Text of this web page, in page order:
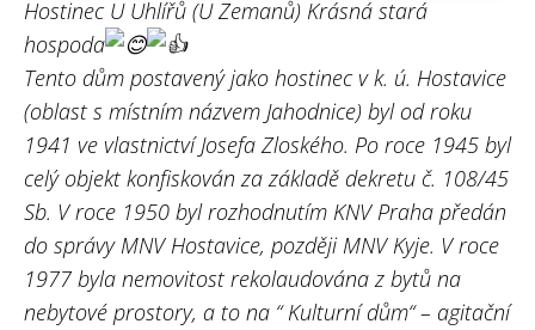
Hostinec U Uhlířů (U Zemanů) Krásná stará
hospoda
Tento dům postavený jako hostinec v k. ú. Hostavice
(oblast s místním názvem Jahodnice) byl od roku
1941 ve vlastnictví Josefa Zloského. Po roce 1945 byl
celý objekt konfiskován za základě dekretu č. 108/45
Sb. V roce 1950 byl rozhodnutím KNV Praha předán
do správy MNV Hostavice, později MNV Kyje. V roce
1977 byla nemovitost rekolaudována z bytů na
nebytové prostory, a to na “ Kulturní dům“ – agitační